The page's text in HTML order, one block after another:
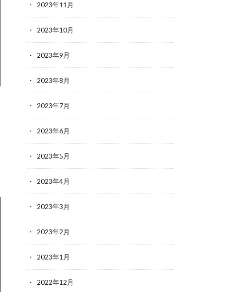
2023年11月
2023年10月
2023年9月
2023年8月
2023年7月
2023年6月
2023年5月
2023年4月
2023年3月
2023年2月
2023年1月
2022年12月